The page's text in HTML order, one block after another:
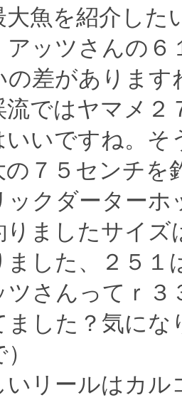
大魚を紹介した
アッツさんの６
の差がありま
流ではヤマメ２
いいですね。そ
の７５センチを
ックダーターホ
りましたサイ
ました、２５１
ツさんってｒ
ました？気に
いリールはカル